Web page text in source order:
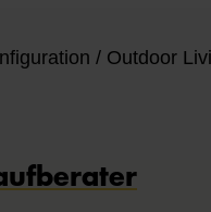
/ Outdoor